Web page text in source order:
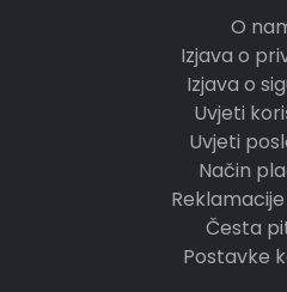
O
Izjava o
Izjava o
Uvjeti
Uvjeti
Način
Česta
Postavke